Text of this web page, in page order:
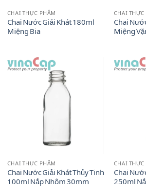
CHAI THỰC PHẨM
Chai Nước Giải Khát 180ml
Miệng Bia
CHAI THỰC
Chai
Miệng
CHAI THỰC PHẨM
Chai Nước Giải Khát Thủy Tinh
100ml Nắp Nhôm 30mm
CHAI THỰC
Chai
250ml